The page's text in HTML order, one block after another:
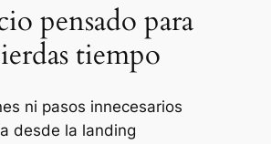
pensado para
tiempo
ni pasos innecesarios
desde la landing